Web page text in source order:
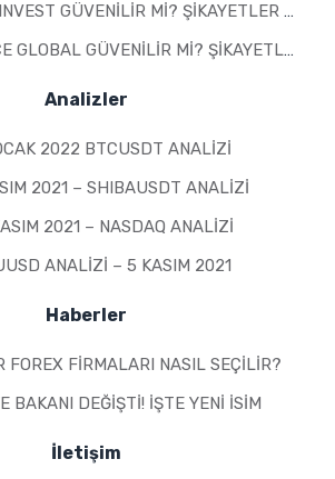
GÜVENILIR MI? ŞIKAYETLER & YORUMLAR 2026
GÜVENILIR MI? ŞIKAYETLER & YORUMLAR 2026
Analizler
2022 BTCUSDT ANALIZI
2021 – SHIBAUSDT ANALIZI
2021 – NASDAQ ANALIZI
ANALIZI – 5 KASIM 2021
Haberler
FOREX FIRMALARI NASIL SEÇILIR?
BAKANI DEĞIŞTI! İŞTE YENI İSIM
İletişim